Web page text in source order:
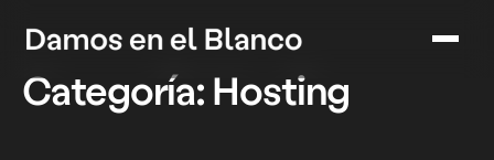
Categoría: Hosting